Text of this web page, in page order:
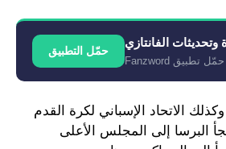
وتحديثات الفانتازي
حمّل تطبيق Fanzword
حمّل التطبيق
الاتحاد الإسباني لكرة القدم
البرسا إلى المجلس الأعلى